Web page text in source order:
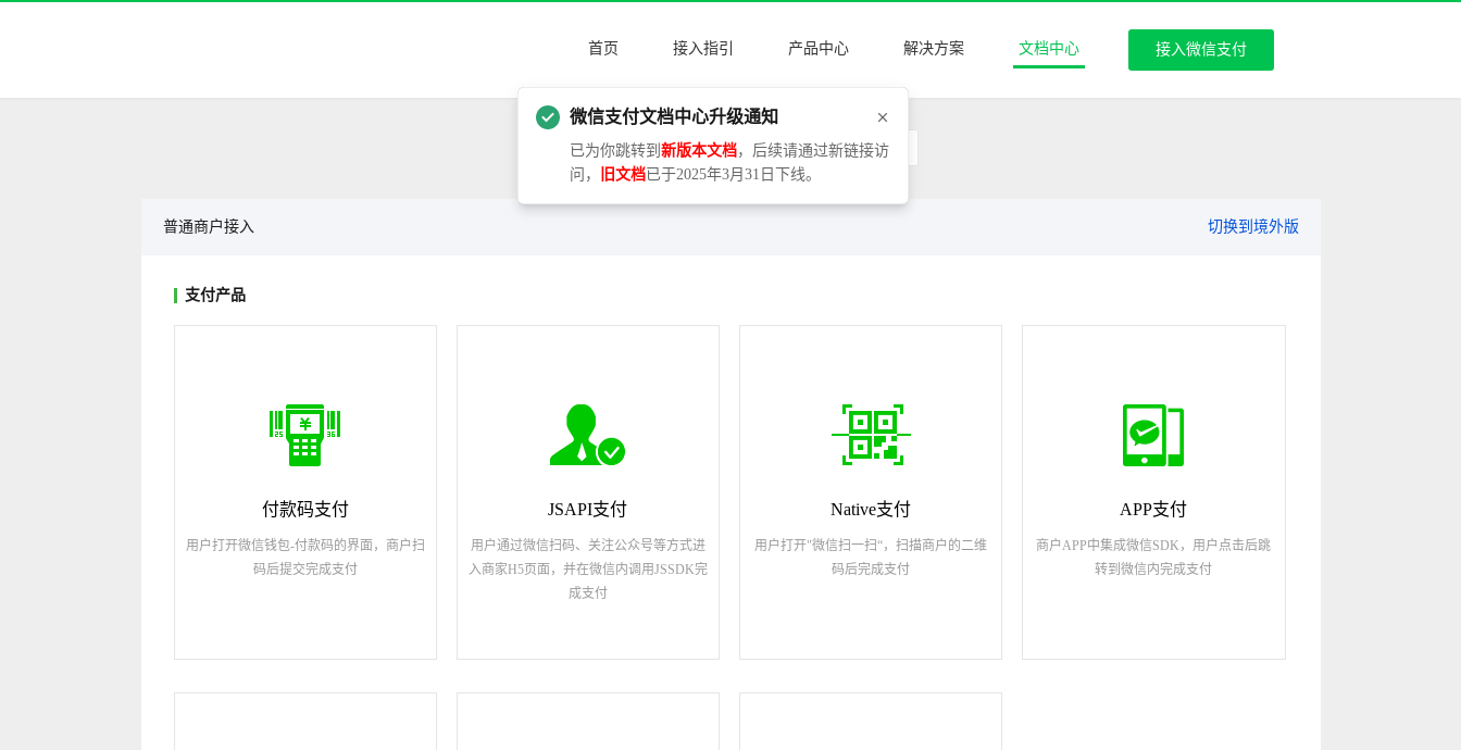
首页 接入指引 产品中心 解决方案 文档中心 接入微信支付
普通商户版 服务商版 银行服务商版
切换到境外版
普通商户接入
支付产品
付款码支付
用户打开微信钱包-付款码的界面，商户扫
码后提交完成支付
JSAPI支付
用户通过微信扫码、关注公众号等方式进
入商家H5页面，并在微信内调用JSSDK完
成支付
Native支付
用户打开"微信扫一扫“，扫描商户的二维
码后完成支付
APP支付
商户APP中集成微信SDK，用户点击后跳
转到微信内完成支付
微信支付文档中心升级通知
已为你跳转到 新版本文档，后续请通过新链接访
问，
旧文档已于2025年3月31日下线。